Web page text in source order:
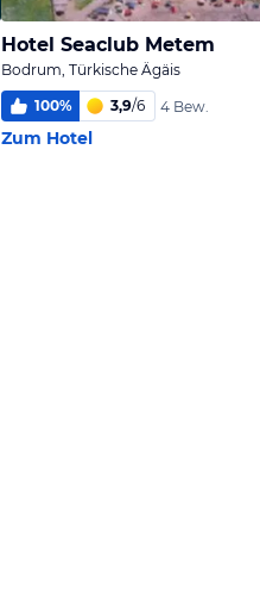
Hotel Seaclub Metem
Bodrum, Türkische Ägäis
100% 3,9/6 4 Bew.
Zum Hotel